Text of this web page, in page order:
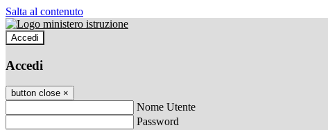
Salta al contenuto
Accedi
Accedi
button close ×
Nome Utente
Password